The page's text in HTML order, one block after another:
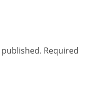
Required